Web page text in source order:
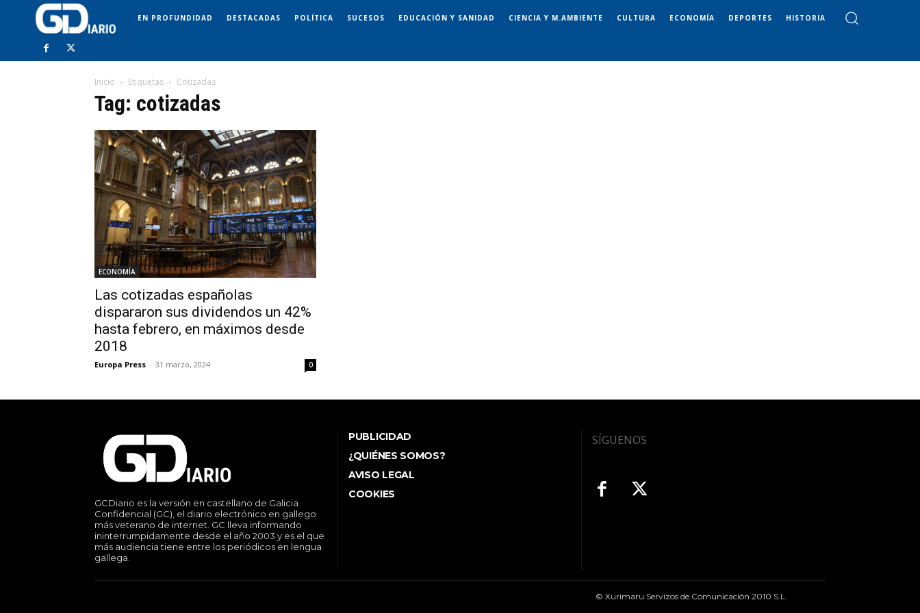
EN PROFUNDIDAD DESTACADAS POLÍTICA SUCESOS EDUCACIÓN Y SANIDAD CIENCIA Y M.AMBIENTE CULTURA ECONOMÍA DEPORTES HISTORIA
Inicio Etiquetas Cotizadas
Tag: cotizadas
ECONOMÍA
Las cotizadas españolas
dispararon sus dividendos un 42%
hasta febrero, en máximos desde
2018
Europa Press - 31 marzo, 2024 0
GCDiario es la versión en castellano de Galicia
Confidencial (GC), el diario electrónico en gallego
más veterano de internet. GC lleva informando
ininterrumpidamente desde el año 2003 y es el que
más audiencia tiene entre los periódicos en lengua
gallega.
PUBLICIDAD
¿QUIÉNES SOMOS?
AVISO LEGAL
COOKIES
SÍGUENOS
© Xurimaru Servizos de Comunicación 2010 S.L.